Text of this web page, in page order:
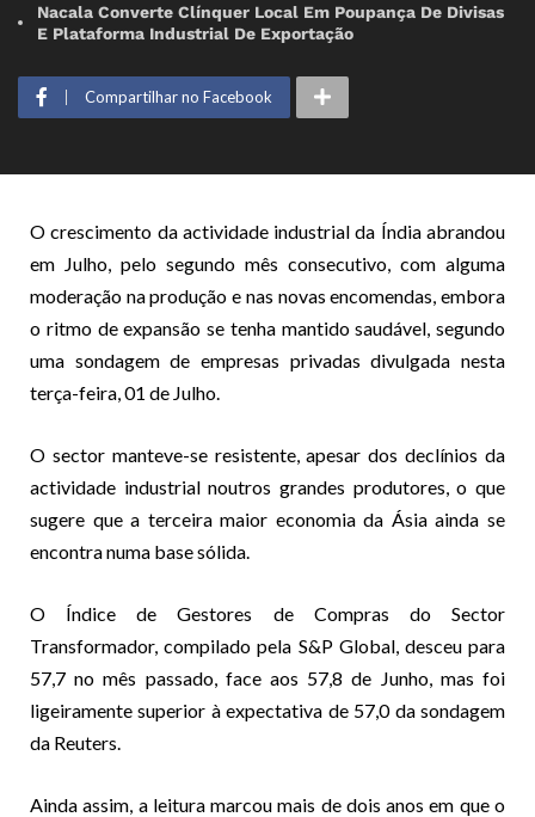
Nacala Converte Clínquer Local Em Poupança De Divisas
E Plataforma Industrial De Exportação
Compartilhar no Facebook
O crescimento da actividade industrial da Índia abrandou
em Julho, pelo segundo mês consecutivo, com alguma
moderação na produção e nas novas encomendas, embora
o ritmo de expansão se tenha mantido saudável, segundo
uma sondagem de empresas privadas divulgada nesta
terça-feira, 01 de Julho.
O sector manteve-se resistente, apesar dos declínios da
actividade industrial noutros grandes produtores, o que
sugere que a terceira maior economia da Ásia ainda se
encontra numa base sólida.
O Índice de Gestores de Compras do Sector
Transformador, compilado pela S&P Global, desceu para
57,7 no mês passado, face aos 57,8 de Junho, mas foi
ligeiramente superior à expectativa de 57,0 da sondagem
da Reuters.
Ainda assim, a leitura marcou mais de dois anos em que o